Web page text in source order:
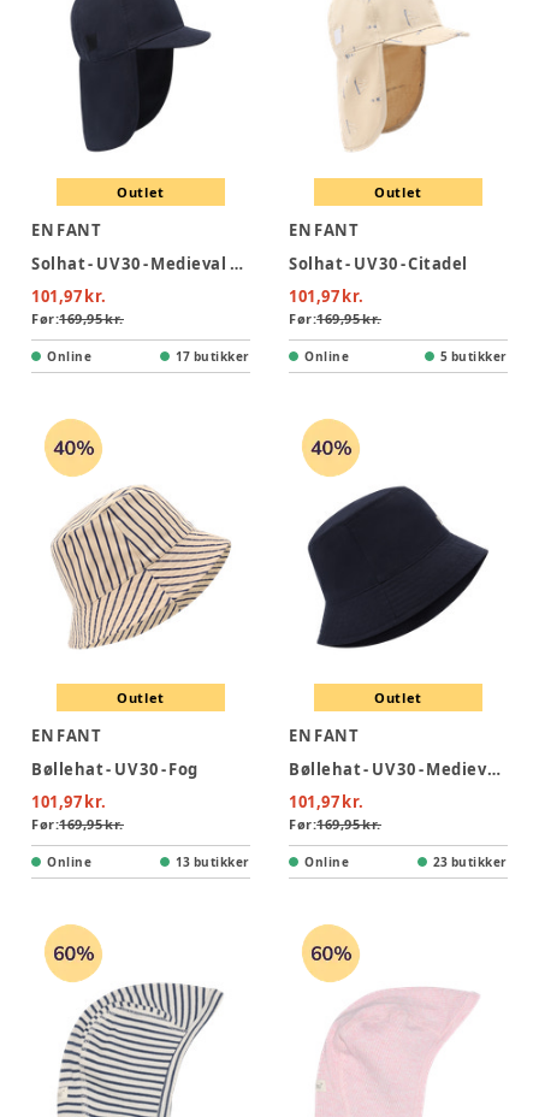
Outlet
EN FANT
Solhat - UV 30 - Medieval Blue
101,97 kr.
Før:169,95 kr.
Online 17 butikker
Outlet
EN FANT
Solhat - UV 30 - Citadel
101,97 kr.
Før:169,95 kr.
Online 5 butikker
Outlet
EN FANT
Bøllehat - UV 30 - Fog
101,97 kr.
Før:169,95 kr.
Online 13 butikker
Outlet
EN FANT
Bøllehat - UV 30 - Medieval Blue
101,97 kr.
Før:169,95 kr.
Online 23 butikker